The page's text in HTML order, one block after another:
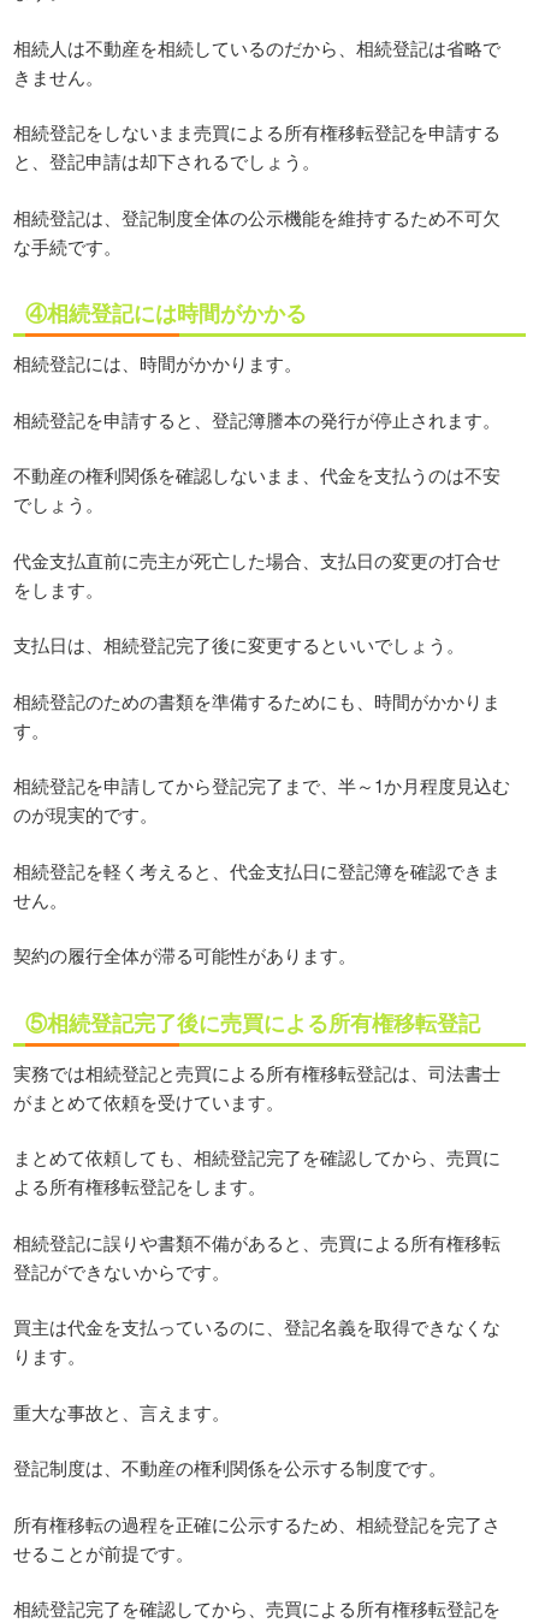
相続人は不動産を相続しているのだから、相続登記は省略で
きません。
相続登記をしないまま売買による所有権移転登記を申請する
と、登記申請は却下されるでしょう。
相続登記は、登記制度全体の公示機能を維持するため不可欠
な手続です。
④相続登記には時間がかかる
相続登記には、時間がかかります。
相続登記を申請すると、登記簿謄本の発行が停止されます。
不動産の権利関係を確認しないまま、代金を支払うのは不安
でしょう。
代金支払直前に売主が死亡した場合、支払日の変更の打合せ
をします。
支払日は、相続登記完了後に変更するといいでしょう。
相続登記のための書類を準備するためにも、時間がかかりま
す。
相続登記を申請してから登記完了まで、半～1か月程度見込む
のが現実的です。
相続登記を軽く考えると、代金支払日に登記簿を確認できま
せん。
契約の履行全体が滞る可能性があります。
⑤相続登記完了後に売買による所有権移転登記
実務では相続登記と売買による所有権移転登記は、司法書士
がまとめて依頼を受けています。
まとめて依頼しても、相続登記完了を確認してから、売買に
よる所有権移転登記をします。
相続登記に誤りや書類不備があると、売買による所有権移転
登記ができないからです。
買主は代金を支払っているのに、登記名義を取得できなくな
ります。
重大な事故と、言えます。
登記制度は、不動産の権利関係を公示する制度です。
所有権移転の過程を正確に公示するため、相続登記を完了さ
せることが前提です。
相続登記完了を確認してから、売買による所有権移転登記を